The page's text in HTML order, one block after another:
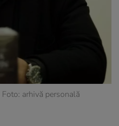
arhivă personală